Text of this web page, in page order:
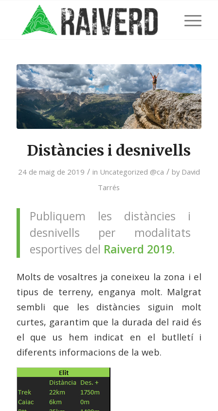
Distàncies i desnivells
24 de maig de 2019 / in Uncategorized @ca / by David
Tarrés
Publiquem les distàncies i
desnivells per modalitats
esportives del Raiverd 2019.
Molts de vosaltres ja coneixeu la zona i el
tipus de terreny, enganya molt. Malgrat
sembli que les distàncies siguin molt
curtes, garantim que la durada del raid és
el que us hem indicat en el butlletí i
diferents informacions de la web.